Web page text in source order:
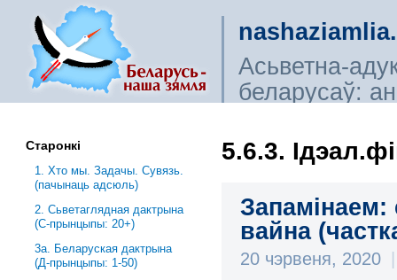
Асьветна-
беларусаў:
5.6.3.
Запамінаем:
вайна
20 чэрвеня, 2020 |
Старонкі
1. Хто мы. Задачы. Сувязь.
(пачынаць адсюль)
2. Сьветаглядная дактрына
(С-прынцыпы: 20+)
3a. Беларуская дактрына
(Д-прынцыпы: 1-50)